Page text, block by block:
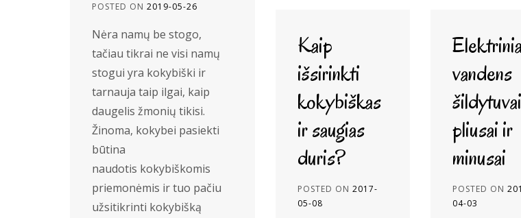
POSTED ON 2019-05-26
Nėra namų be stogo,
tačiau tikrai ne visi namų
stogui yra kokybiški ir
tarnauja taip ilgai, kaip
daugelis žmonių tikisi.
Žinoma, kokybei pasiekti
būtina
naudotis kokybiškomis
priemonėmis ir tuo pačiu
užsitikrinti kokybišką
Kaip
išsirinkti
kokybiškas
ir saugias
duris?
POSTED ON2017-
05-08
vandens
pliusai ir
minusai
POSTED ON
04-03